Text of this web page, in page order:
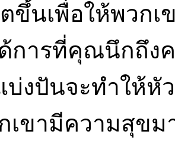
ตขึ้นเพื่อให้พวก
การที่คุณนึกถึง
บ่งปันจะทำให้หั
เขามีความสุขม